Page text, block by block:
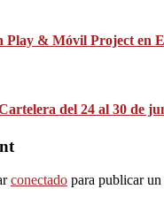
Play & Móvil Project en
del 24 al 30 de
conectado para publicar